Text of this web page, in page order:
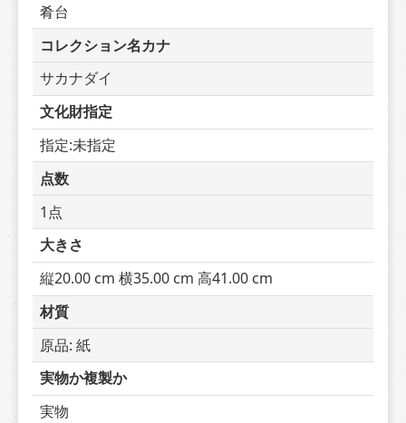
肴台
コレクション名カナ
サカナダイ
文化財指定
指定:未指定
点数
1点
大きさ
縦20.00 cm 横35.00 cm 高41.00 cm
材質
原品: 紙
実物か複製か
実物